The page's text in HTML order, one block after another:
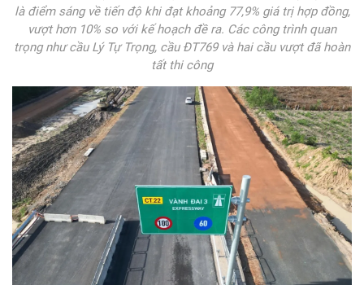
là điểm sáng về tiến độ khi đạt khoảng 77,9% giá trị hợp đồng,
vượt hơn 10% so với kế hoạch đề ra. Các công trình quan
trọng như cầu Lý Tự Trọng, cầu ĐT769 và hai cầu vượt đã hoàn
tất thi công